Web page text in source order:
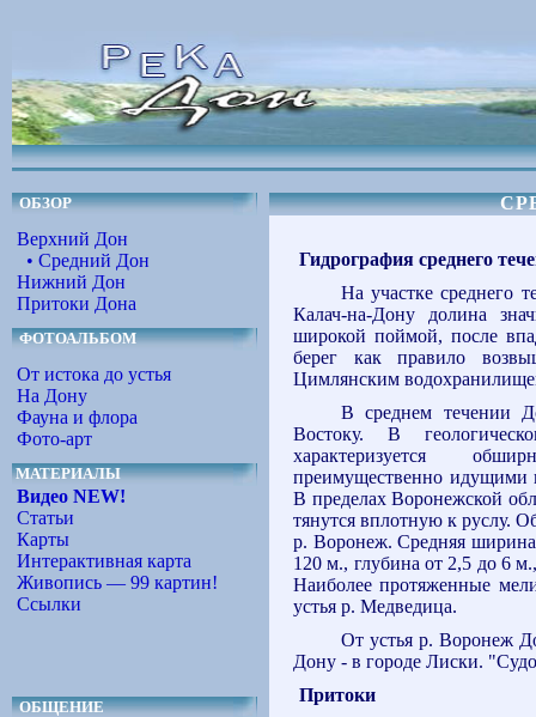
ОБЗОР
Верхний Дон
• Средний Дон
Нижний Дон
Притоки Дона
ФОТОАЛЬБОМ
От истока до устья
На Дону
Фауна и флора
Фото-арт
МАТЕРИАЛЫ
Видео NEW!
Статьи
Карты
Интерактивная карта
Живопись — 99 картин!
Ссылки
ОБЩЕНИЕ
Гидрография среднего
На участке среднего
Калач-на-Дону долина
широкой поймой, после
берег как правило
Цимлянским
В среднем течении
Востоку. В
характеризуется
преимущественно идущими
В пределах Воронежской
тянутся вплотную к руслу.
р. Воронеж. Средняя
120 м., глубина от 2,5 до 6
Наиболее протяженные
устья р. Медведица.
От устья р. Воронеж
Дону - в городе Лиски.
Притоки